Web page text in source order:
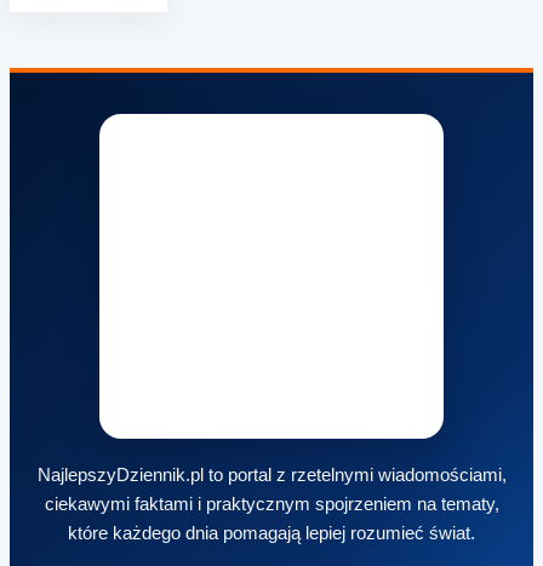
NajlepszyDziennik.pl to portal z rzetelnymi wiadomościami,
ciekawymi faktami i praktycznym spojrzeniem na tematy,
które każdego dnia pomagają lepiej rozumieć świat.